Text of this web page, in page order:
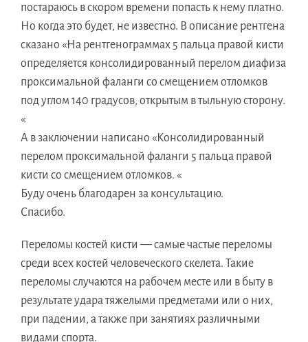
постараюсь в скором времени попасть к нему платно.
Но когда это будет, не известно. В описание рентгена
сказано «На рентгенограммах 5 пальца правой кисти
определяется консолидированный перелом диафиза
проксимальной фаланги со смещением отломков
под углом 140 градусов, открытым в тыльную сторону.
«
А в заключении написано «Консолидированный
перелом проксимальной фаланги 5 пальца правой
кисти со смещением отломков. «
Буду очень благодарен за консультацию.
Спасибо.
Переломы костей кисти — самые частые переломы
среди всех костей человеческого скелета. Такие
переломы случаются на рабочем месте или в быту в
результате удара тяжелыми предметами или о них,
при падении, а также при занятиях различными
видами спорта.